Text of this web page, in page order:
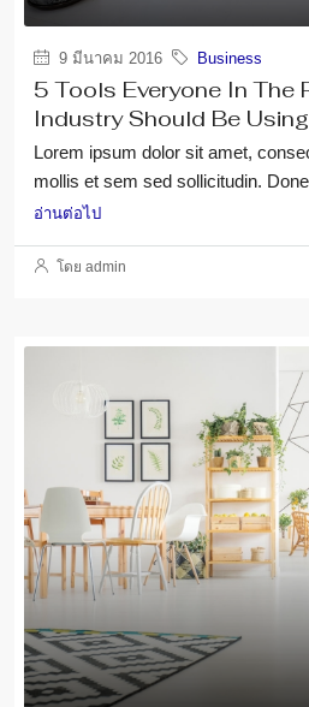
9 มีนาคม 2016 Business
5 Tools Everyone In The
Industry Should Be Using
Lorem ipsum dolor sit amet,
mollis et sem sed sollicitudin.
อ่านต่อไป
โดย admin